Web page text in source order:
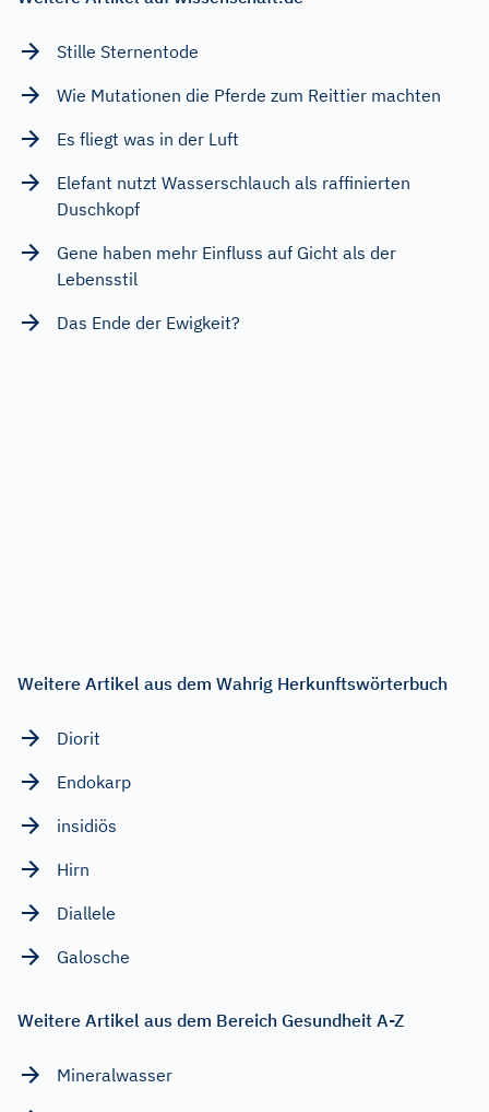
Stille Sternentode
Wie Mutationen die Pferde zum Reittier machten
Es fliegt was in der Luft
Elefant nutzt Wasserschlauch als raffinierten
Duschkopf
Gene haben mehr Einfluss auf Gicht als der
Lebensstil
Das Ende der Ewigkeit?
Weitere Artikel aus dem Wahrig Herkunftswörterbuch
Diorit
Endokarp
insidiös
Hirn
Diallele
Galosche
Weitere Artikel aus dem Bereich Gesundheit A-Z
Mineralwasser